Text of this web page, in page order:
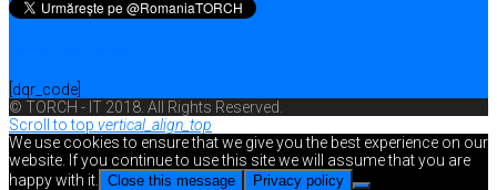
[dqr_code]
© TORCH - IT 2018. All Rights Reserved.
Scroll to top vertical_align_top
We use cookies to ensure that we give you the best experience on our
website. If you continue to use this site we will assume that you are
happy with it.
Close this message Privacy policy